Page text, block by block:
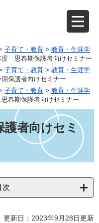
子育て・教育 > 教育・生涯学
度 思春期保護者向けセミナー
子育て・教育 > 教育・生涯学
保護者向けセミナー
子育て・教育 > 教育・生涯学
春期保護者向けセミナー
者向けセミ
次
更新日：2023年9月28日更新